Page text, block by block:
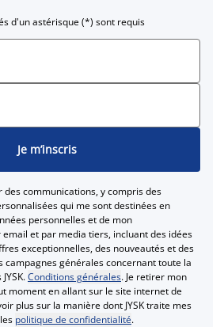
d'un astérisque (*) sont requis
Je m’inscris
des communications, y compris des
qui me sont destinées en
personnelles et de mon
et par media tiers, incluant des idées
exceptionnelles, des nouveautés et des
campagnes générales concernant toute la
Conditions générales. Je retirer mon
moment en allant sur le site internet de
plus sur la manière dont JYSK traite mes
politique de confidentialité.